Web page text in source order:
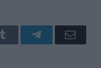
Tumblr TelegramEmail